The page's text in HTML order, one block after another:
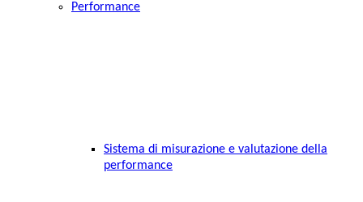
Performance
Sistema di misurazione e valutazione della
performance